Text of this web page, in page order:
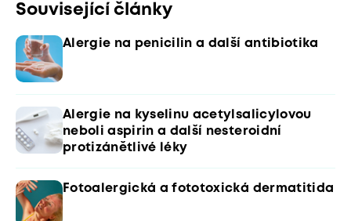
Související články
Alergie na penicilin a další antibiotika
Alergie na kyselinu acetylsalicylovou
neboli aspirin a další nesteroidní
protizánětlivé léky
Fotoalergická a fototoxická dermatitida